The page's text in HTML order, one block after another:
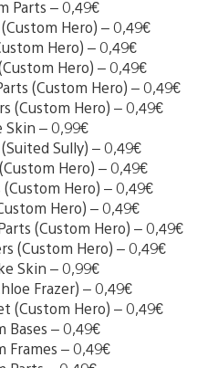
Parts – 0,49€
Hero) – 0,49€
Hero) – 0,49€
Hero) – 0,49€
(Custom Hero) – 0,49€
(Custom Hero) – 0,49€
Skin – 0,99€
Sully) – 0,49€
Hero) – 0,49€
(Custom Hero) – 0,49€
Hero) – 0,49€
(Custom Hero) – 0,49€
(Custom Hero) – 0,49€
Skin – 0,99€
Frazer) – 0,49€
(Custom Hero) – 0,49€
Bases – 0,49€
Frames – 0,49€